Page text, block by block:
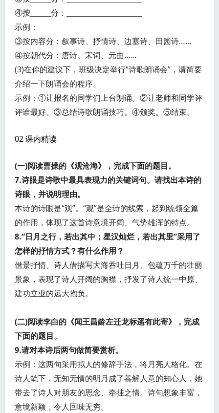
④按______分：______________________
示例：
③按内容分：叙事诗、抒情诗、边塞诗、田园诗……
④按朝代分：唐诗、宋词、元曲……
(3)在你的建议下，班级决定举行“诗歌朗诵会”，请简要
介绍一下朗诵会的程序。
示例：①让报名的同学们上台朗诵。②让老师和同学评
评谁最好。③总结诗歌朗诵技巧。④颁奖。⑤结束。
02 课内精读
(一)阅读曹操的《观沧海》，完成下面的题目。
7.诗眼是诗歌中最具表现力的关键词句。请找出本诗的
诗眼，并说明理由。
本诗的诗眼是“观”。“观”是全诗的线索，起到统领全篇
的作用，体现了这首诗意境开阔、气势雄浑的特点。
8.“日月之行，若出其中；星汉灿烂，若出其里”采用了
怎样的抒情方式？有什么作用？
借景抒情。诗人借描写大海吞吐日月、包蕴万千的壮丽
景象，表现了诗人开阔的胸襟，抒发了诗人统一中原、
建功立业的远大抱负。
(二)阅读李白的《闻王昌龄左迁龙标遥有此寄》，完成
下面的题目。
9.请对本诗后两句做简要赏析。
示例：这两句采用拟人的修辞手法，将月亮人格化。在
诗人笔下，无知无情的明月成了善解人意的知心人，她
带去了诗人对朋友的思念、牵挂之情。诗句想象丰富，
意境新颖，令人回味无穷。